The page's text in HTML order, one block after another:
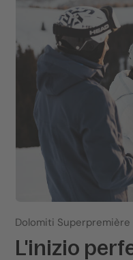
Dolomiti Superpremière
L'inizio